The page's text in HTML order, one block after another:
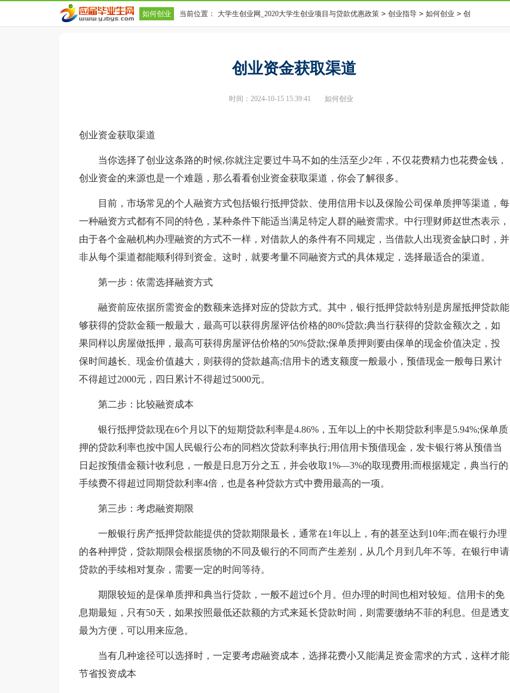
如何创业 当前位置： 大学生创业网_2020大学生创业项目与贷款优惠政策 > 创业指导 > 如何创业 > 创
创业资金获取渠道
时间：2024-10-15 15:39:41 如何创业
创业资金获取渠道
当你选择了创业这条路的时候,你就注定要过牛马不如的生活至少2年，不仅花费精力也花费金钱，
创业资金的来源也是一个难题，那么看看创业资金获取渠道，你会了解很多。
目前，市场常见的个人融资方式包括银行抵押贷款、使用信用卡以及保险公司保单质押等渠道，每
一种融资方式都有不同的特色，某种条件下能适当满足特定人群的融资需求。中行理财师赵世杰表示，
由于各个金融机构办理融资的方式不一样，对借款人的条件有不同规定，当借款人出现资金缺口时，并
非从每个渠道都能顺利得到资金。这时，就要考量不同融资方式的具体规定，选择最适合的渠道。
第一步：依需选择融资方式
融资前应依据所需资金的数额来选择对应的贷款方式。其中，银行抵押贷款特别是房屋抵押贷款能
够获得的贷款金额一般最大，最高可以获得房屋评估价格的80%贷款;典当行获得的贷款金额次之，如
果同样以房屋做抵押，最高可获得房屋评估价格的50%贷款;保单质押则要由保单的现金价值决定，投
保时间越长、现金价值越大，则获得的贷款越高;信用卡的透支额度一般最小，预借现金一般每日累计
不得超过2000元，四日累计不得超过5000元。
第二步：比较融资成本
银行抵押贷款现在6个月以下的短期贷款利率是4.86%，五年以上的中长期贷款利率是5.94%;保单质
押的贷款利率也按中国人民银行公布的同档次贷款利率执行;用信用卡预借现金，发卡银行将从预借当
日起按预借金额计收利息，一般是日息万分之五，并会收取1%—3%的取现费用;而根据规定，典当行的
手续费不得超过同期贷款利率4倍，也是各种贷款方式中费用最高的一项。
第三步：考虑融资期限
一般银行房产抵押贷款能提供的贷款期限最长，通常在1年以上，有的甚至达到10年;而在银行办理
的各种押贷，贷款期限会根据质物的不同及银行的不同而产生差别，从几个月到几年不等。在银行申请
贷款的手续相对复杂，需要一定的时间等待。
期限较短的是保单质押和典当行贷款，一般不超过6个月。但办理的时间也相对较短。信用卡的免
息期最短，只有50天，如果按照最低还款额的方式来延长贷款时间，则需要缴纳不菲的利息。但是透支
最为方便，可以用来应急。
当有几种途径可以选择时，一定要考虑融资成本，选择花费小又能满足资金需求的方式，这样才能
节省投资成本